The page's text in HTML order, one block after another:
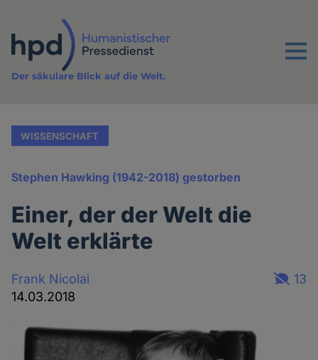
Inhalt
Menu
Der säkulare Blick auf die Welt.
WISSENSCHAFT
Stephen Hawking (1942-2018) gestorben
Einer, der der Welt die
Welt erklärte
Frank Nicolai
14.03.2018
13